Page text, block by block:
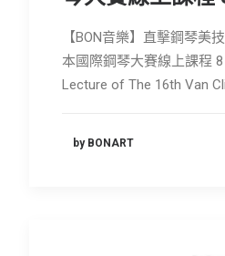
【BON音樂】直擊鋼琴美
本國際鋼琴大賽線上課程
Lecture of The 16th Van
by BONART